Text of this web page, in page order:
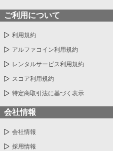
ご利用について
利用規約
アルファコイン利用規約
レンタルサービス利用規約
スコア利用規約
特定商取引法に基づく表示
会社情報
会社情報
採用情報